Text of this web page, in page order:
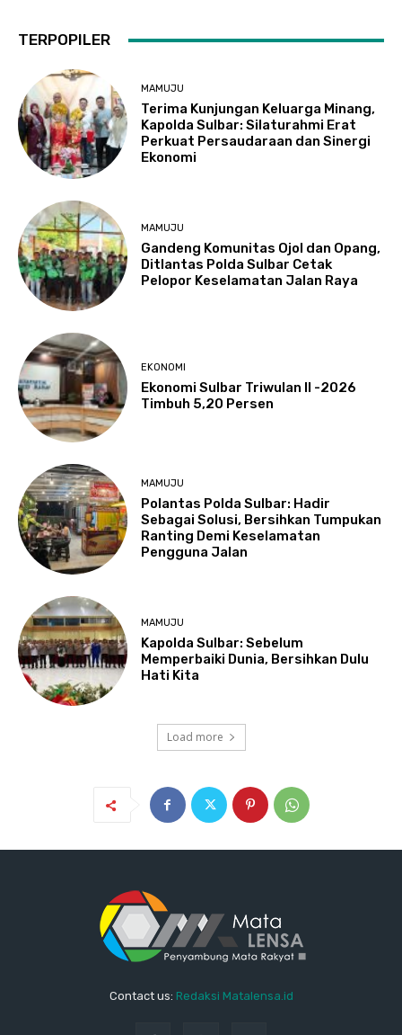
TERPOPILER
MAMUJU
Terima Kunjungan Keluarga Minang,
Kapolda Sulbar: Silaturahmi Erat
Perkuat Persaudaraan dan Sinergi
Ekonomi
MAMUJU
Gandeng Komunitas Ojol dan Opang,
Ditlantas Polda Sulbar Cetak
Pelopor Keselamatan Jalan Raya
EKONOMI
Ekonomi Sulbar Triwulan II -2026
Timbuh 5,20 Persen
MAMUJU
Polantas Polda Sulbar: Hadir
Sebagai Solusi, Bersihkan Tumpukan
Ranting Demi Keselamatan
Pengguna Jalan
MAMUJU
Kapolda Sulbar: Sebelum
Memperbaiki Dunia, Bersihkan Dulu
Hati Kita
Load more
Contact us: Redaksi Matalensa.id